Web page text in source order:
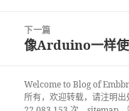
章：
下一篇
下
文
章：
像Arduino一样
Welcome to Blog of
所有，欢迎转载，请注明